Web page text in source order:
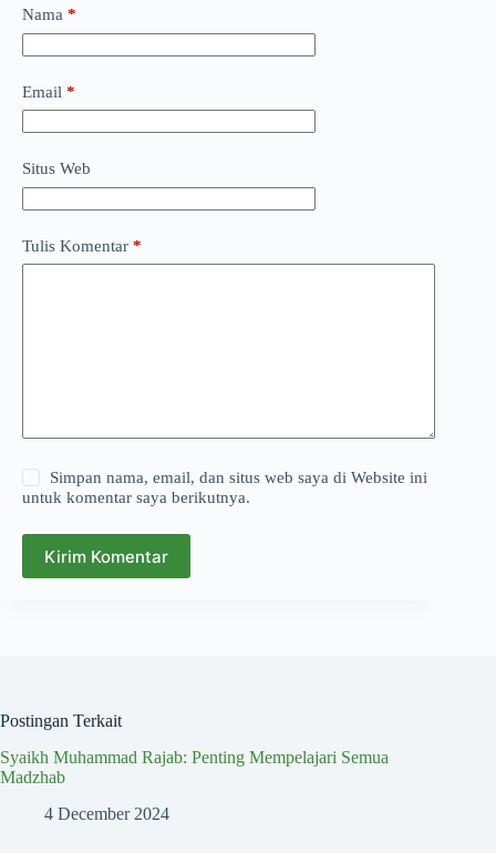
Nama *
Email *
Situs Web
Tulis Komentar *
Simpan nama, email, dan situs web saya di Website ini
untuk komentar saya berikutnya.
Kirim Komentar
Postingan Terkait
Syaikh Muhammad Rajab: Penting Mempelajari Semua
Madzhab
4 December 2024